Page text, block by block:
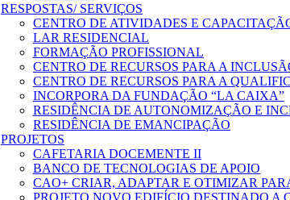
RESPOSTAS/ SERVIÇOS
CENTRO DE ATIVIDADES E
LAR RESIDENCIAL
FORMAÇÃO PROFISSIONAL
CENTRO DE RECURSOS PARA A
CENTRO DE RECURSOS PARA A
INCORPORA DA FUNDAÇÃO “LA CAIXA”
RESIDÊNCIA DE AUTONOMIZAÇÃO E
RESIDÊNCIA DE EMANCIPAÇÃO
PROJETOS
CAFETARIA DOCEMENTE II
BANCO DE TECNOLOGIAS DE APOIO
CAO+ CRIAR, ADAPTAR E OTIMIZAR
PROJETO NOVO EDIFÍCIO DESTINADO A